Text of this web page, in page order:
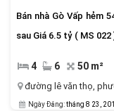
Bán nhà Gò Vấp hẻm
sau Giá 6.5 tỷ ( MS 022
4 6 50 m²
đường lê văn thọ,
Ngày Đăng:tháng 8 23,